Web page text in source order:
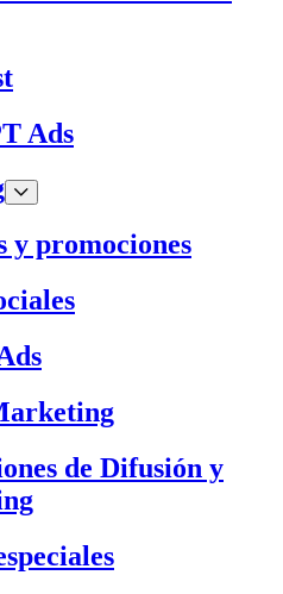
Ads
y promociones
de Difusión y